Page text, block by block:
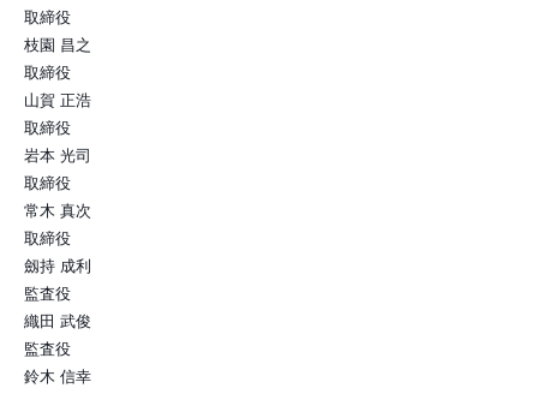
取締役
枝園 昌之
取締役
山賀 正浩
取締役
岩本 光司
取締役
常木 真次
取締役
劔持 成利
監査役
織田 武俊
監査役
鈴木 信幸